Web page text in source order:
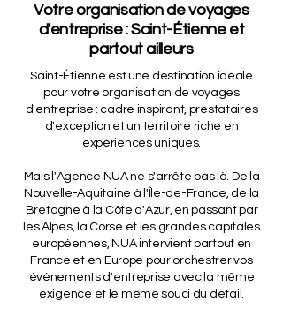
Votre organisation de voyages
d'entreprise : Saint-Étienne et
partout ailleurs
Saint-Étienne est une destination idéale
pour votre organisation de voyages
d'entreprise : cadre inspirant, prestataires
d'exception et un territoire riche en
expériences uniques.
Mais l'Agence NUA ne s'arrête pas là. De la
Nouvelle-Aquitaine à l'Île-de-France, de la
Bretagne à la Côte d'Azur, en passant par
les Alpes, la Corse et les grandes capitales
européennes, NUA intervient partout en
France et en Europe pour orchestrer vos
événements d'entreprise avec la même
exigence et le même souci du détail.